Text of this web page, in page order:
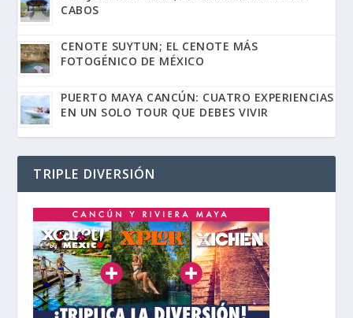
CABOS
CENOTE SUYTUN; EL CENOTE MÁS
FOTOGÉNICO DE MÉXICO
PUERTO MAYA CANCÚN: CUATRO EXPERIENCIAS
EN UN SOLO TOUR QUE DEBES VIVIR
TRIPLE DIVERSIÓN